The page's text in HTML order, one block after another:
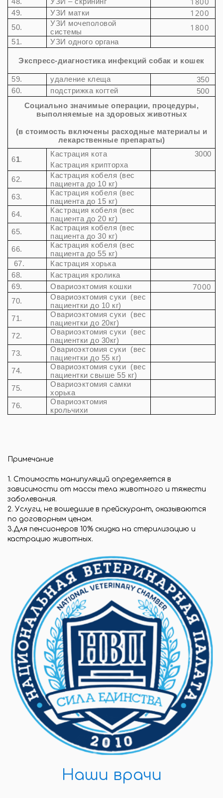
49. УЗИ матки 1200
50.
УЗИ мочеполовой
системы
1800
51. УЗИ одного органа
Экспресс-диагностика инфекций собак и кошек
59. удаление клеща
350
60.
подстрижка когтей
500
Социально значимые операции, процедуры,
выполняемые на здоровых животных
(в стоимость включены расходные материалы и
лекарственные препараты)
61.
Кастрация кота
3000
Кастрация крипторха
62.
Кастрация кобеля (вес
пациента до 10 кг)
63.
Кастрация кобеля (вес
пациента до 15 кг)
64.
Кастрация кобеля (вес
пациента до 20 кг)
65.
Кастрация кобеля (вес
пациента до 30 кг)
66.
Кастрация кобеля (вес
пациента до 55 кг)
67.
Кастрация хорька
68.
Кастрация кролика
69.
Овариоэктомия кошки 7000
70.
Овариоэктомия суки (вес
пациентки до 10 кг)
71.
Овариоэктомия суки (вес
пациентки до 20кг)
72.
Овариоэктомия суки (вес
пациентки до 30кг)
73.
Овариоэктомия суки (вес
пациентки до 55 кг)
74.
Овариоэктомия суки (вес
пациентки свыше 55 кг)
75.
Овариоэктомия самки
хорька
76.
Овариоэктомия
крольчихи
Примечание
1. Стоимость манипуляций определяется в
зависимости от массы тела животного и тяжести
заболевания.
2. Услуги, не вошедшие в прейскурант, оказываются
по договорным ценам.
3.Для пенсионеров 10% скидка на стерилизацию и
кастрацию животных.
Наши врачи